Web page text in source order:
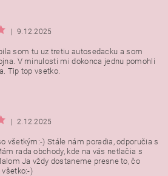
|
9.12.2025
som tu uz tretiu autosedacku a som
V minulosti mi dokonca jednu pomohli
Tip top vsetko.
|
2.12.2025
všetkým:-) Stále nám poradia, odporučia s
rada obchody, kde na vás netlačia s
Ja vždy dostaneme presne to, čo
)